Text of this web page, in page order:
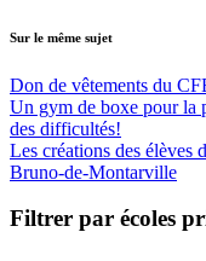
Sur le même sujet
Don de vêtements du
Un gym de boxe pour la
des difficultés!
Les créations des élèves
Bruno-de-Montarville
Filtrer par écoles